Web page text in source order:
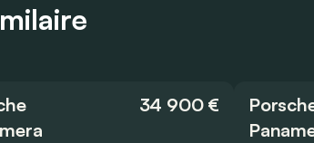
34 900 €